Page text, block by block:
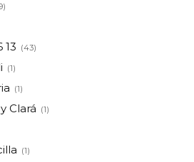
13 (43)
(1)
(1)
Clará (1)
(1)